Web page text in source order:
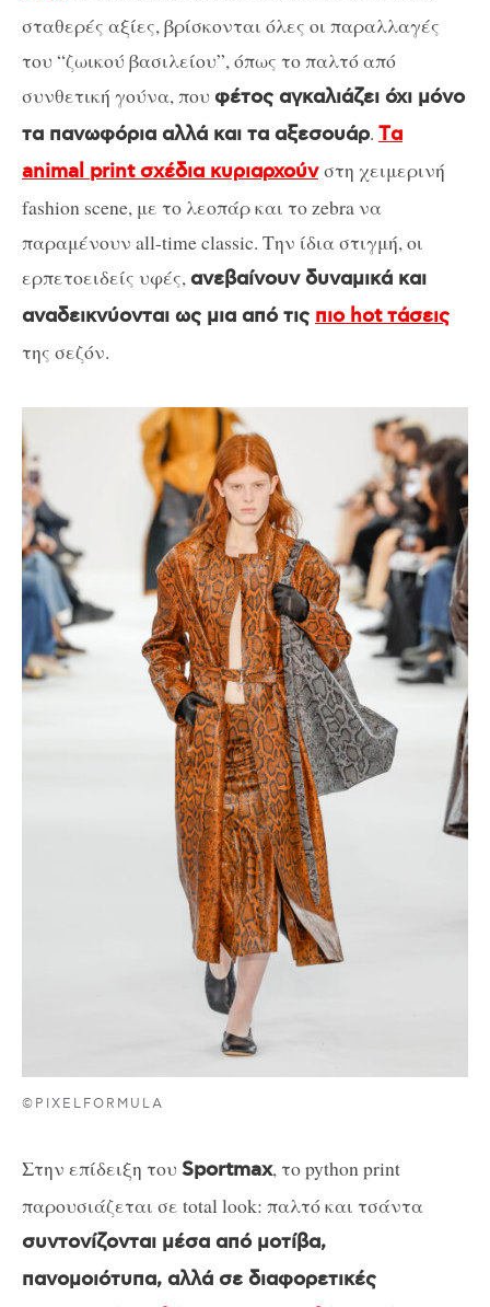
σταθερές αξίες, βρίσκονται όλες οι παραλλαγές
του “ζωικού βασιλείου”, όπως το παλτό από
συνθετική γούνα, που φέτος αγκαλιάζει όχι μόνο
τα πανωφόρια αλλά και τα αξεσουάρ. Tα
animal print σχέδια κυριαρχούν στη χειμερινή
fashion scene, με το λεοπάρ και το zebra να
παραμένουν all-time classic. Την ίδια στιγμή, οι
ερπετοειδείς υφές, ανεβαίνουν δυναμικά και
αναδεικνύονται ως μια από τις πιο hot τάσεις
της σεζόν.
©PIXELFORMULA
Στην επίδειξη του Sportmax, το python print
παρουσιάζεται σε total look: παλτό και τσάντα
συντονίζονται μέσα από μοτίβα,
πανομοιότυπα, αλλά σε διαφορετικές